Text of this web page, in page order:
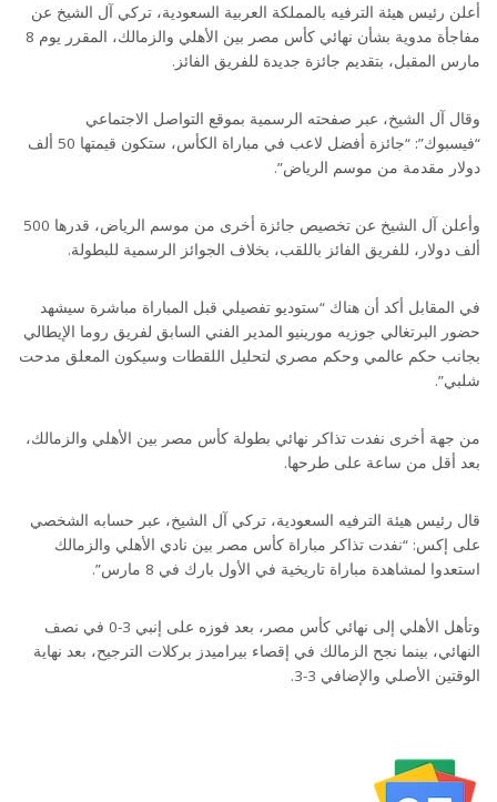
أعلن رئيس هيئة الترفيه بالمملكة العربية السعودية، تركي آل الشيخ عن
مفاجأة مدوية بشأن نهائي كأس مصر بين الأهلي والزمالك، المقرر يوم 8
مارس المقبل، بتقديم جائزة جديدة للفريق الفائز.
وقال آل الشيخ، عبر صفحته الرسمية بموقع التواصل الاجتماعي
“فيسبوك”: “جائزة أفضل لاعب في مباراة الكأس، ستكون قيمتها 50 ألف
دولار مقدمة من موسم الرياض”.
وأعلن آل الشيخ عن تخصيص جائزة أخرى من موسم الرياض، قدرها 500
ألف دولار، للفريق الفائز باللقب، بخلاف الجوائز الرسمية للبطولة.
في المقابل أكد أن هناك “ستوديو تفصيلي قبل المباراة مباشرة سيشهد
حضور البرتغالي جوزيه مورينيو المدير الفني السابق لفريق روما الإيطالي
بجانب حكم عالمي وحكم مصري لتحليل اللقطات وسيكون المعلق مدحت
شلبي”.
من جهة أخرى نفدت تذاكر نهائي بطولة كأس مصر بين الأهلي والزمالك،
بعد أقل من ساعة على طرحها.
قال رئيس هيئة الترفيه السعودية، تركي آل الشيخ، عبر حسابه الشخصي
على إكس: “نفدت تذاكر مباراة كأس مصر بين نادي الأهلي والزمالك
استعدوا لمشاهدة مباراة تاريخية في الأول بارك في 8 مارس”.
وتأهل الأهلي إلى نهائي كأس مصر، بعد فوزه على إنبي 3-0 في نصف
النهائي، بينما نجح الزمالك في إقصاء بيراميدز بركلات الترجيح، بعد نهاية
الوقتين الأصلي والإضافي 3-3.